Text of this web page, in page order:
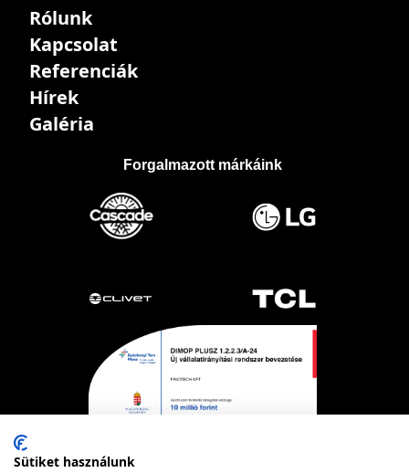
Rólunk
Kapcsolat
Referenciák
Hírek
Galéria
Forgalmazott márkáink
Sütiket használunk